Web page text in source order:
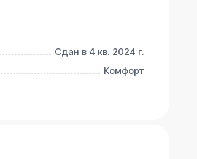
Сдан в 4 кв. 2024 г.
Комфорт